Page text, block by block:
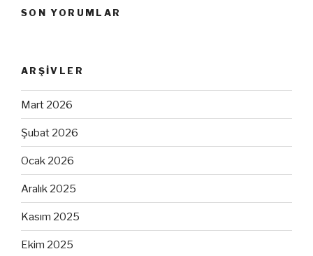
SON YORUMLAR
ARŞIVLER
Mart 2026
Şubat 2026
Ocak 2026
Aralık 2025
Kasım 2025
Ekim 2025